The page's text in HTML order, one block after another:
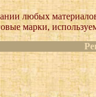
любых
марки,